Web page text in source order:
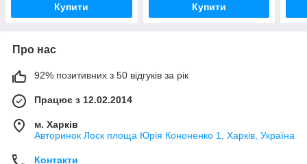
Купити Купити
Про нас
92% позитивних з 50 відгуків за рік
Працює з 12.02.2014
м. Харків
Авторинок Лоск площа Юрія Кононенко 1, Харків, Україна
Контакти